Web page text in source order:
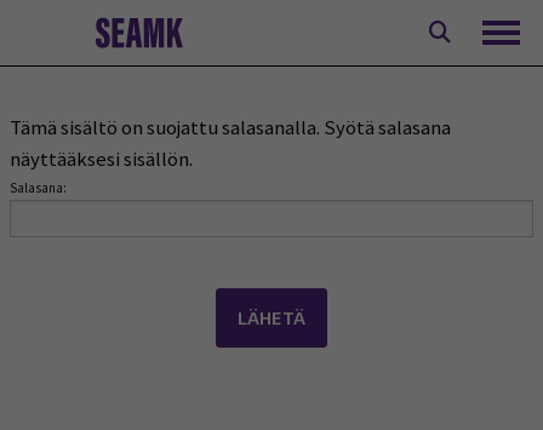
Tämä sisältö on suojattu salasanalla. Syötä salasana
näyttääksesi sisällön.
Salasana: